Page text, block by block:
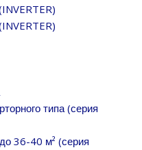
типа (серия
36-40 м² (серия